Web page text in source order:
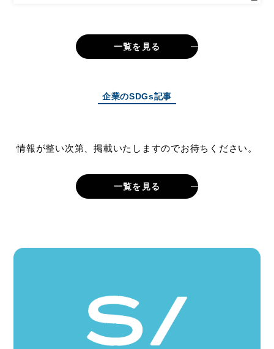
一覧を見る
企業のSDGs記事
情報が整い次第、掲載いたしますのでお待ちください。
一覧を見る